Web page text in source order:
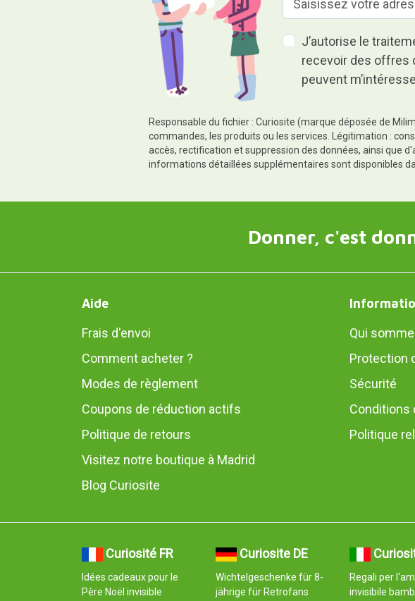
J’autorise le
recevoir des offres
peuvent
Responsable du fichier : Curiosite (marque déposée de
commandes, les produits ou les services. Légitimation :
accès, rectification et suppression des données, ainsi que
informations détaillées supplémentaires sont disponibles
Donner, c'est
Aide
Frais d'envoi
Comment acheter ?
Modes de règlement
Coupons de réduction actifs
Politique de retours
Visitez notre boutique à Madrid
Blog Curiosite
Qui
Protection
Sécurité
Conditions
Politique
Curiosité FR
Idées cadeaux pour le
Père Noël invisible
Curiosite DE
Wichtelgeschenke für 8-
jährige für Retrofans
Regali per
invisibile